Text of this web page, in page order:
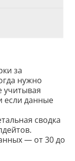
за
нужно
учитывая
если данные
сводка
— от 30 до